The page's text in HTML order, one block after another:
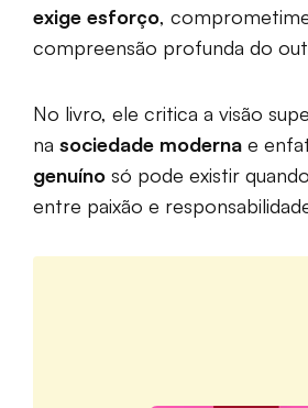
exige esforço,
compreensão profunda do
No livro, ele critica a visão
na sociedade moderna e
genuíno só pode existir
entre paixão e